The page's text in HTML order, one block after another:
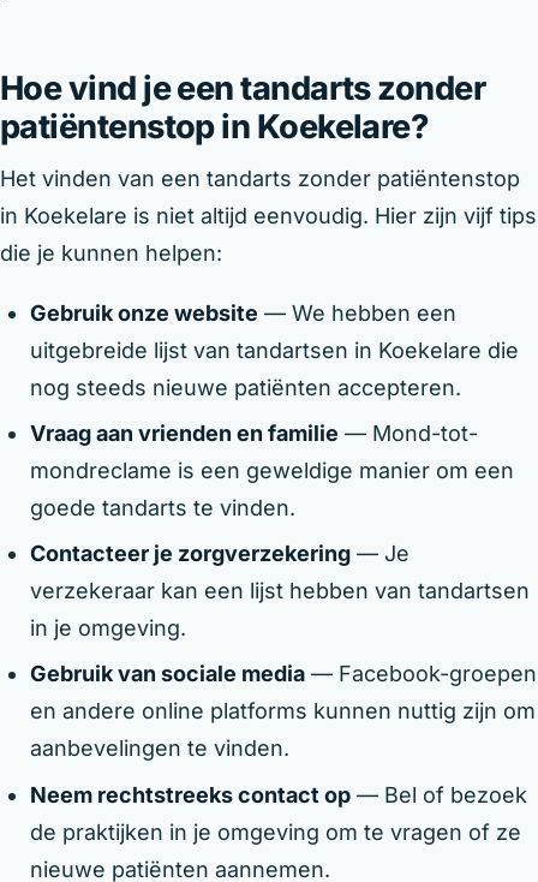
Hoe vind je een tandarts zonder
patiëntenstop in Koekelare?
Het vinden van een tandarts zonder patiëntenstop
in Koekelare is niet altijd eenvoudig. Hier zijn vijf tips
die je kunnen helpen:
Gebruik onze website — We hebben een
uitgebreide lijst van tandartsen in Koekelare die
nog steeds nieuwe patiënten accepteren.
Vraag aan vrienden en familie — Mond-tot-
mondreclame is een geweldige manier om een
goede tandarts te vinden.
Contacteer je zorgverzekering — Je
verzekeraar kan een lijst hebben van tandartsen
in je omgeving.
Gebruik van sociale media — Facebook-groepen
en andere online platforms kunnen nuttig zijn om
aanbevelingen te vinden.
Neem rechtstreeks contact op — Bel of bezoek
de praktijken in je omgeving om te vragen of ze
nieuwe patiënten aannemen.